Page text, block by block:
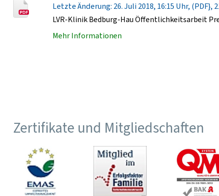
Letzte Änderung: 26. Juli 2018, 16:15 Uhr, (PDF},
LVR-Klinik Bedburg-Hau Öffentlichkeitsarbeit
Mehr Informationen
Zertifikate und Mitgliedschaften